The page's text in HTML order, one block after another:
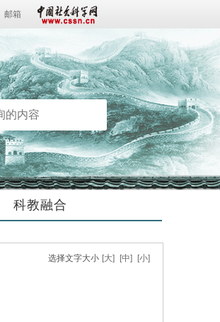
邮箱
科教融合
选择文字大小 [大] [中] [小]